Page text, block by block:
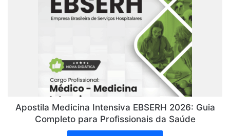
Apostila Medicina Intensiva EBSERH 2026: Guia
Completo para Profissionais da Saúde